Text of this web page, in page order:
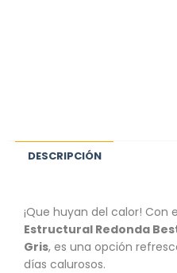
DESCRIPCIÓN
¡Que huyan del calor! Con
Estructural Redonda
Gris, es una opción
días calurosos.